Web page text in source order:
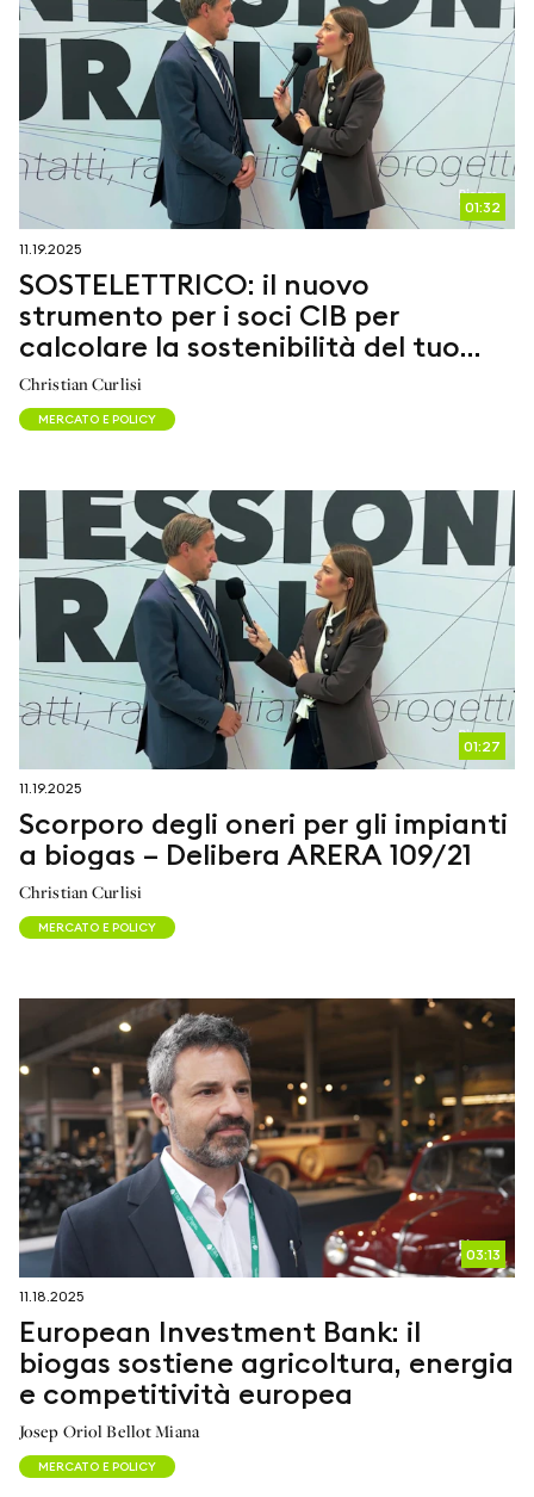
01:32
11.19.2025
SOSTELETTRICO: il nuovo
strumento per i soci CIB per
calcolare la sostenibilità del tuo
impianto biogas
Christian Curlisi
MERCATO E POLICY
01:27
11.19.2025
Scorporo degli oneri per gli impianti
a biogas – Delibera ARERA 109/21
Christian Curlisi
MERCATO E POLICY
03:13
11.18.2025
European Investment Bank: il
biogas sostiene agricoltura, energia
e competitività europea
Josep Oriol Bellot Miana
MERCATO E POLICY